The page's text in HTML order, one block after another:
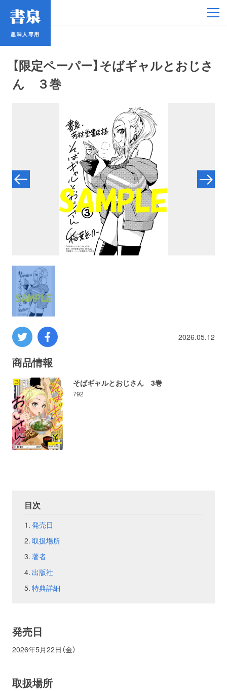
趣味人専用
【限定ペーパー】そばギャルとおじさ
ん ３巻
2026.05.12
商品情報
そばギャルとおじさん 3巻
792
目次
発売日
取扱場所
著者
出版社
特典詳細
発売日
2026年5月22日（金）
取扱場所
趣味人専用
鉄道・バス
コミック・ラノベ
プロレス
数学
コンピューター
ミリタリー
その他
イベント
フェア
会社概要